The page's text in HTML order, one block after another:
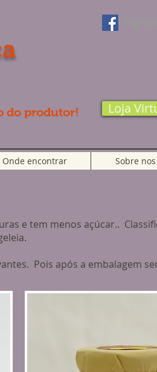
do produtor! Loja
Onde encontrar Sobre nos
e tem menos açúcar..
Pois após a embalagem